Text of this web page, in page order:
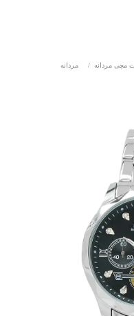
مچی مردانه / مردانه